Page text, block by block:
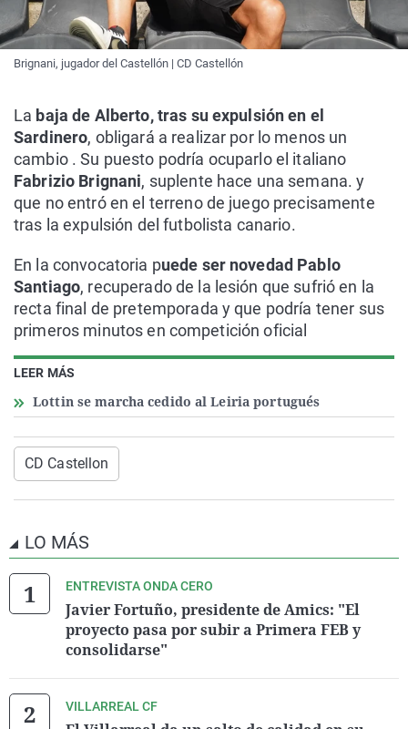
LEER MÁS
Lottin se marcha cedido al Leiria portugués
Brignani, jugador del Castellón | CD Castellón
La baja de Alberto, tras su expulsión en el
Sardinero, obligará a realizar por lo menos un
cambio . Su puesto podría ocuparlo el italiano
Fabrizio Brignani, suplente hace una semana. y
que no entró en el terreno de juego precisamente
tras la expulsión del futbolista canario.
En la convocatoria puede ser novedad Pablo
Santiago, recuperado de la lesión que sufrió en la
recta final de pretemporada y que podría tener sus
primeros minutos en competición oficial
CD Castellon
LO MÁS
ENTREVISTA ONDA CERO
Javier Fortuño, presidente de Amics: "El
proyecto pasa por subir a Primera FEB y
consolidarse"
VILLARREAL CF